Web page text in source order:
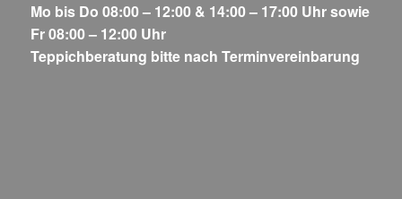
Mo bis Do 08:00 – 12:00 & 14:00 – 17:00 Uhr sowie
Fr 08:00 – 12:00 Uhr
Teppichberatung bitte nach Terminvereinbarung